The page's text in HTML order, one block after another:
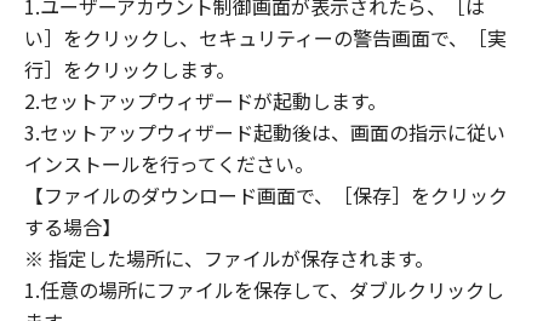
TO USE THE SOFTWARE EVEN IF EITHER
CANON, CANON'S SUBSIDIARIES OR
AFFILIATES, THEIR DISTRIBUTORS, DEALERS
OR CANON'S LICENSORS HAVE BEEN ADVISED
OF THE POSSIBILITY OF SUCH DAMAGES.
SOME STATES OR LEGAL JURISDICTIONS DO
NOT ALLOW THE LIMITATION OR EXCLUSION
OF LIABILITY FOR INCIDENTAL OR
CONSEQUENTIAL DAMAGES, OR PERSONAL
INJURY OR DEATH RESULTING FROM
NEGLIGENCE ON THE PART OF THE SELLER,
1.ユーザーアカウント制御画面が表示されたら、［は
い］をクリックし、セキュリティーの警告画面で、［実
行］をクリックします。
2.セットアップウィザードが起動します。
3.セットアップウィザード起動後は、画面の指示に従い
インストールを行ってください。
【ファイルのダウンロード画面で、［保存］をクリック
する場合】
※ 指定した場所に、ファイルが保存されます。
1.任意の場所にファイルを保存して、ダブルクリックし